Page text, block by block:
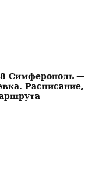
Симферополь —
Расписание,